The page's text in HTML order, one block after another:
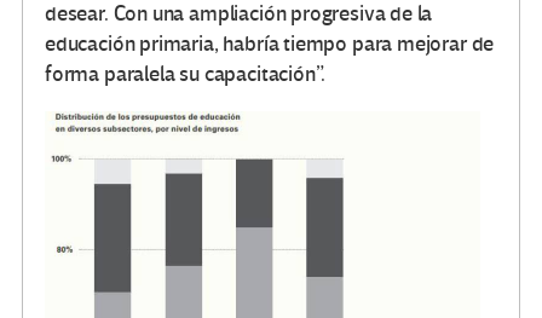
desear. Con una ampliación progresiva de la
educación primaria, habría tiempo para mejorar de
forma paralela su capacitación”.